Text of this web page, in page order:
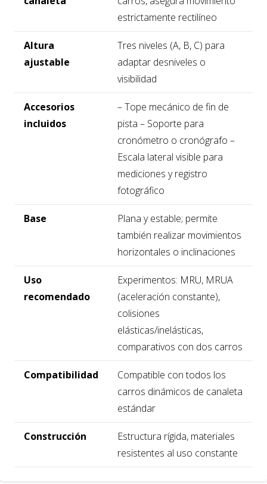
estrictamente rectilíneo
Altura
ajustable
Tres niveles (A, B, C) para
adaptar desniveles o
visibilidad
Accesorios
incluidos
– Tope mecánico de fin de
pista – Soporte para
cronómetro o cronógrafo –
Escala lateral visible para
mediciones y registro
fotográfico
Base
Plana y estable; permite
también realizar movimientos
horizontales o inclinaciones
Uso
recomendado
Experimentos: MRU, MRUA
(aceleración constante),
colisiones
elásticas/inelásticas,
comparativos con dos carros
Compatibilidad
Compatible con todos los
carros dinámicos de canaleta
estándar
Construcción
Estructura rígida, materiales
resistentes al uso constante